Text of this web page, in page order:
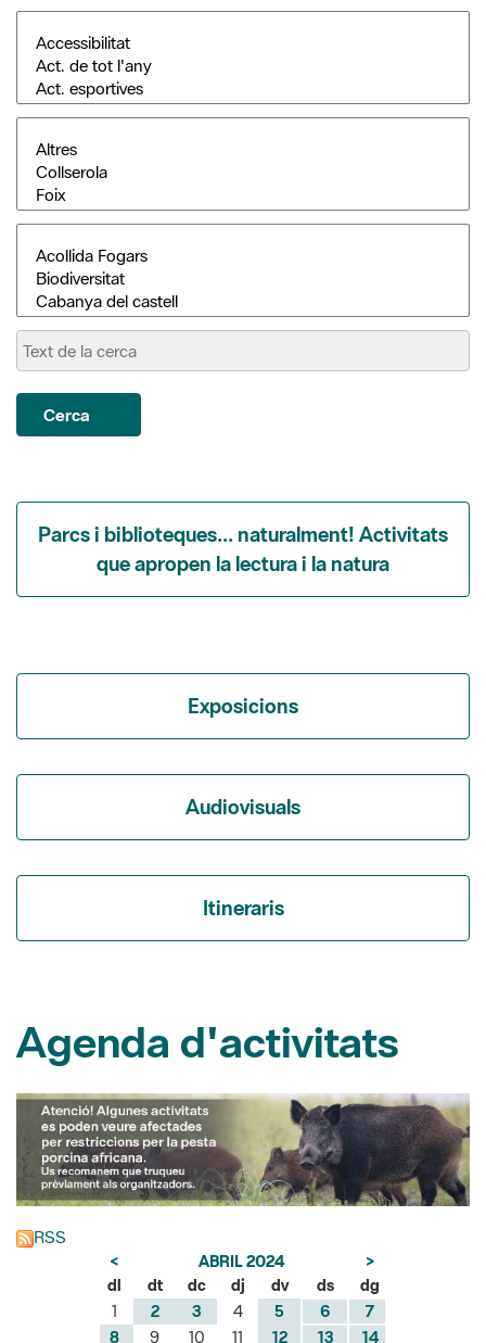
Cerca
RSS
< ABRIL 2024
>
dl
dt dc dj dv ds
dg
8
10 11 12
14
15
16 17 18 19 20
21
22
23 24 25 26 27
28
29
30